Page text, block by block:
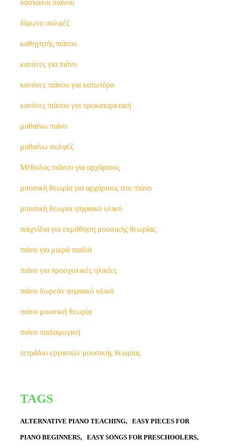
δάσκαλοι πιάνου
δίφωνο σολφέζ
καθηγητής πιάνου
κανόνες για πιάνο
κανόνες πιάνου για κατωτέρα
κανόνες πιάνου για προκαταρκτική
μαθαίνω πιάνο
μαθαίνω σολφέζ
Μέθοδος πιάνου για αρχάριους
μουσική θεωρία για αρχάριους στο πιάνο
μουσική θεωρία ψηφιακό υλικό
παιχνίδια για εκμάθηση μουσικής θεωρίας
πιάνο για μικρά παιδιά
πιάνο για προσχολικές ηλικίες
πιάνο δωρεάν ψηφιακό υλικό
πιάνο μουσική θεωρία
πιάνο παιδαγωγική
τετράδιο εργασιών μουσικής θεωρίας
TAGS
ALTERNATIVE PIANO TEACHING EASY PIECES FOR
PIANO BEGINNERS EASY SONGS FOR PRESCHOOLERS